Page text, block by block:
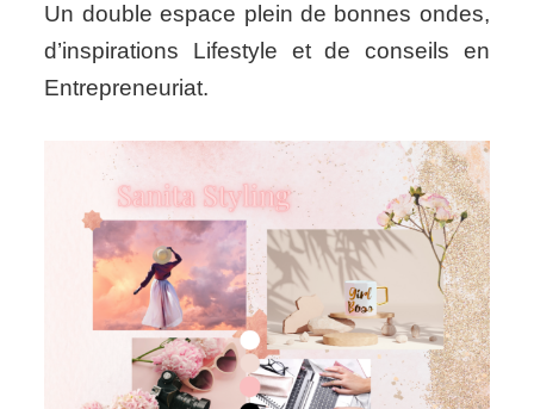
Un double espace plein de bonnes ondes,
d’inspirations Lifestyle et de conseils en
Entrepreneuriat.